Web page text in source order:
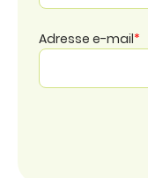
Adresse e-mail*